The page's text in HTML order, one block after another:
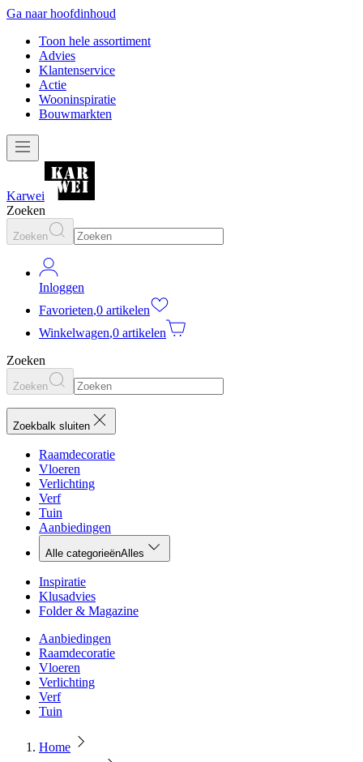
Ga naar hoofdinhoud
Toon hele assortiment
Advies
Klantenservice
Actie
Wooninspiratie
Bouwmarkten
Karwei
Zoeken
Zoeken
Inloggen
Favorieten,0 artikelen
Winkelwagen,0 artikelen
Zoeken
Zoeken
Zoekbalk sluiten
Raamdecoratie
Vloeren
Verlichting
Verf
Tuin
Aanbiedingen
Alle categorieënAlles
Inspiratie
Klusadvies
Folder & Magazine
Aanbiedingen
Raamdecoratie
Vloeren
Verlichting
Verf
Tuin
Home